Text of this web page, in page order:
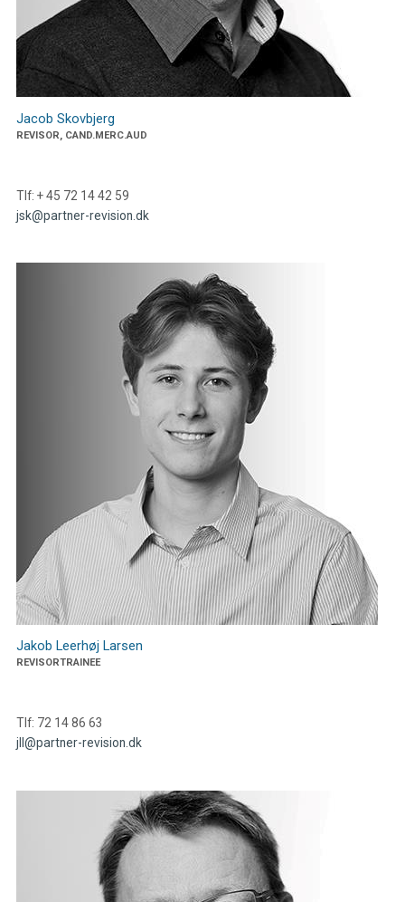
Jacob Skovbjerg
REVISOR, CAND.MERC.AUD
Tlf: + 45 72 14 42 59
jsk@partner-revision.dk
Jakob Leerhøj Larsen
REVISORTRAINEE
Tlf: 72 14 86 63
jll@partner-revision.dk